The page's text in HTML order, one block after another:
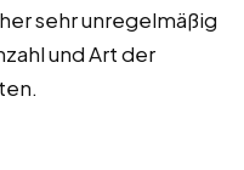
sehr unregelmäßig
und Art der